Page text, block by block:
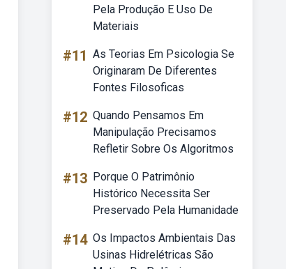
Pela Produção E Uso De
Materiais
#11 As Teorias Em Psicologia Se
Originaram De Diferentes
Fontes Filosoficas
#12 Quando Pensamos Em
Manipulação Precisamos
Refletir Sobre Os Algoritmos
#13 Porque O Patrimônio
Histórico Necessita Ser
Preservado Pela Humanidade
#14 Os Impactos Ambientais Das
Usinas Hidrelétricas São